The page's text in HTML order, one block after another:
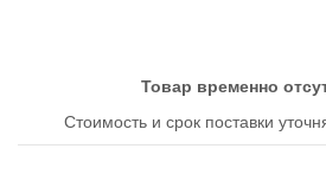
Товар временно
Стоимость и срок поставки